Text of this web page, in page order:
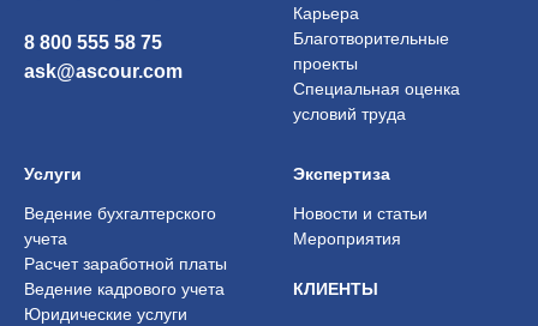
8 800 555 58 75
ask@ascour.com
Карьера
Благотворительные
проекты
Специальная оценка
условий труда
Услуги
Ведение бухгалтерского
учета
Расчет заработной платы
Ведение кадрового учета
Юридические услуги
Экспертиза
Новости и статьи
Мероприятия
КЛИЕНТЫ